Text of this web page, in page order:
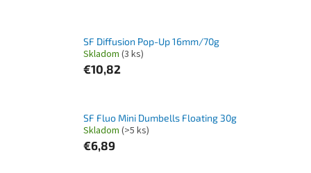
SF Diffusion Pop-Up 16mm/70g
Skladom (3 ks)
€10,82
SF Fluo Mini Dumbells Floating 30g
Skladom (>5 ks)
€6,89